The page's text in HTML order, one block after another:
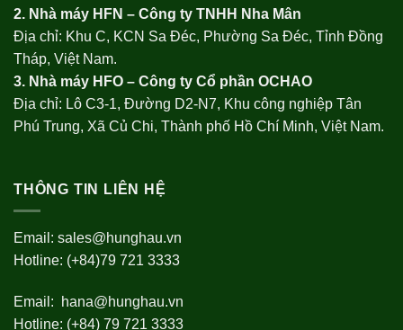
2. Nhà máy HFN – Công ty TNHH Nha Mân
Địa chỉ: Khu C, KCN Sa Đéc, Phường Sa Đéc, Tỉnh Đồng
Tháp, Việt Nam.
3. Nhà máy HFO – Công ty Cổ phần OCHAO
Địa chỉ: Lô C3-1, Đường D2-N7, Khu công nghiệp Tân
Phú Trung, Xã Củ Chi, Thành phố Hồ Chí Minh, Việt Nam.
THÔNG TIN LIÊN HỆ
Email: sales@hunghau.vn
Hotline: (+84)79 721 3333
Email:
hana@hunghau.vn
Hotline: (+84) 79 721 3333